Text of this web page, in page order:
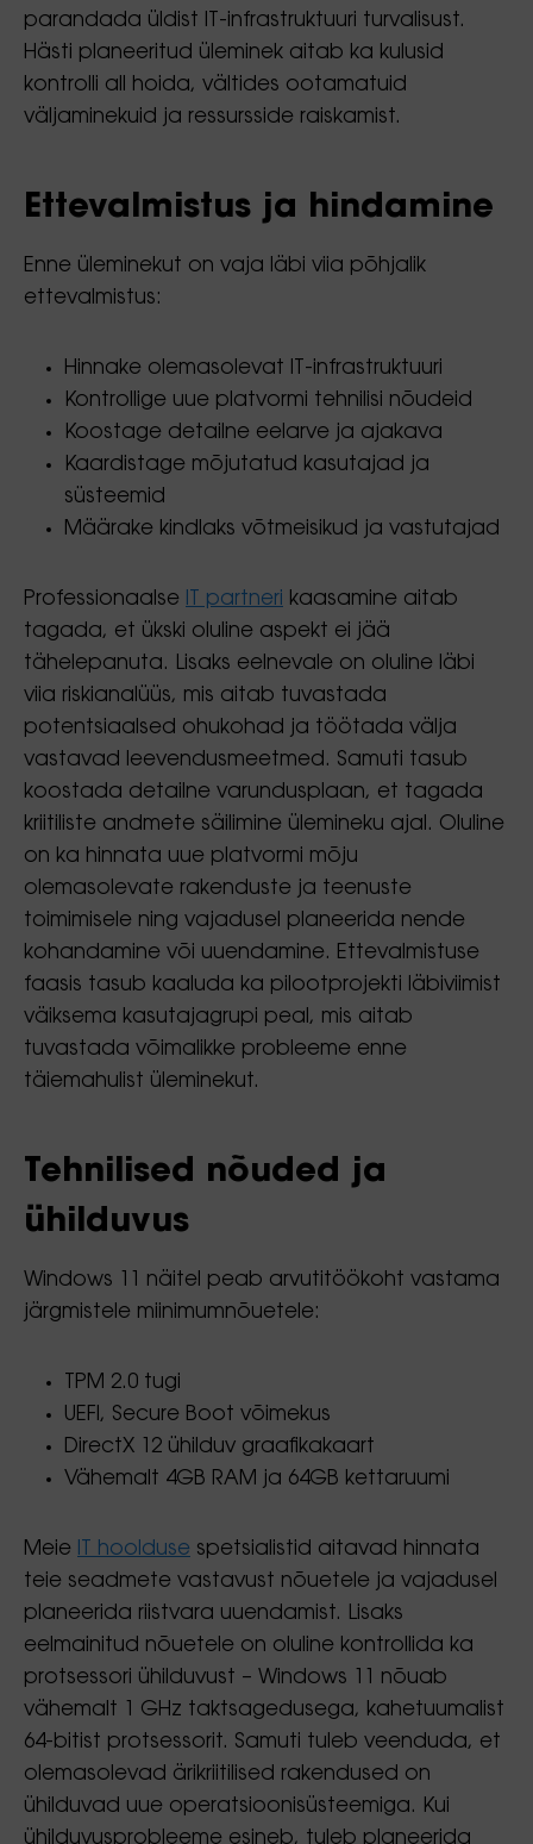
parandada üldist IT-infrastruktuuri turvalisust.
Hästi planeeritud üleminek aitab ka kulusid
kontrolli all hoida, vältides ootamatuid
väljaminekuid ja ressursside raiskamist.
Ettevalmistus ja hindamine
Enne üleminekut on vaja läbi viia põhjalik
ettevalmistus:
Hinnake olemasolevat IT-infrastruktuuri
Kontrollige uue platvormi tehnilisi nõudeid
Koostage detailne eelarve ja ajakava
Kaardistage mõjutatud kasutajad ja
süsteemid
Määrake kindlaks võtmeisikud ja vastutajad
Professionaalse IT partneri kaasamine aitab
tagada, et ükski oluline aspekt ei jää
tähelepanuta. Lisaks eelnevale on oluline läbi
viia riskianalüüs, mis aitab tuvastada
potentsiaalsed ohukohad ja töötada välja
vastavad leevendusmeetmed. Samuti tasub
koostada detailne varundusplaan, et tagada
kriitiliste andmete säilimine ülemineku ajal. Oluline
on ka hinnata uue platvormi mõju
olemasolevate rakenduste ja teenuste
toimimisele ning vajadusel planeerida nende
kohandamine või uuendamine. Ettevalmistuse
faasis tasub kaaluda ka pilootprojekti läbiviimist
väiksema kasutajagrupi peal, mis aitab
tuvastada võimalikke probleeme enne
täiemahulist üleminekut.
Tehnilised nõuded ja
ühilduvus
Windows 11 näitel peab arvutitöökoht vastama
järgmistele miinimumnõuetele:
TPM 2.0 tugi
UEFI, Secure Boot võimekus
DirectX 12 ühilduv graafikakaart
Vähemalt 4GB RAM ja 64GB kettaruumi
Meie IT hoolduse spetsialistid aitavad hinnata
teie seadmete vastavust nõuetele ja vajadusel
planeerida riistvara uuendamist. Lisaks
eelmainitud nõuetele on oluline kontrollida ka
protsessori ühilduvust – Windows 11 nõuab
vähemalt 1 GHz taktsagedusega, kahetuumalist
64-bitist protsessorit. Samuti tuleb veenduda, et
olemasolevad ärikriitilised rakendused on
ühilduvad uue operatsioonisüsteemiga. Kui
ühilduvusprobleeme esineb, tuleb planeerida